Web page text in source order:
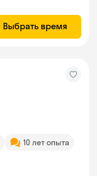
Выбрать время
10 лет опыта